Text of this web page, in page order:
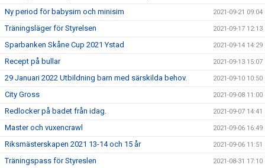
Ny period för babysim och minisim 2021-09-21 09:04
Träningsläger för Styrelsen 2021-09-17 12:13
Sparbanken Skåne Cup 2021 Ystad 2021-09-14 14:29
Recept på bullar 2021-09-13 15:07
29 Januari 2022 Utbildning barn med särskilda behov. 2021-09-10 10:50
City Gross 2021-09-08 11:00
Redlocker på badet från idag. 2021-09-07 14:41
Master och vuxencrawl 2021-09-06 16:49
Riksmästerskapen 2021 13-14 och 15 år 2021-09-06 11:51
Träningspass för Styreslen 2021-08-31 17:10